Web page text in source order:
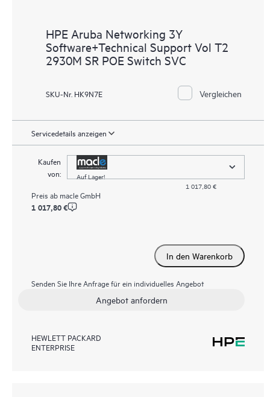
HPE Aruba Networking 3Y
Software+Technical Support Vol T2
2930M SR POE Switch SVC
SKU-Nr. HK9N7E Vergleichen
Servicedetails anzeigen
Kaufen
von:
Auf Lager!
1 017,80 €
Preis ab macle GmbH
1 017,80 €
In den Warenkorb
Senden Sie Ihre Anfrage für ein individuelles Angebot
Angebot anfordern
HEWLETT PACKARD
ENTERPRISE